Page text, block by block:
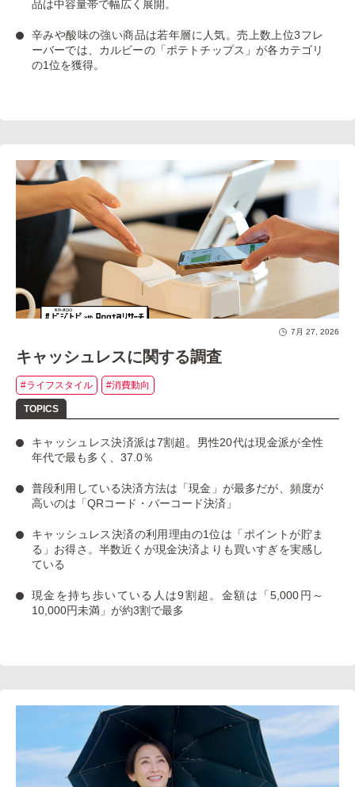
品は中容量帯で幅広く展開。
辛みや酸味の強い商品は若年層に人気。売上数上位3フレ
ーバーでは、カルビーの「ポテトチップス」が各カテゴリ
の1位を獲得。
7月 27, 2026
キャッシュレスに関する調査
#ライフスタイル #消費動向
キャッシュレス決済派は7割超 。男性20代は現金派が全性
年代で最も多く、37.0％
普段利用している決済方法は「現金」 が最多だが、 頻度が
高いのは「QRコード・バーコード決済」
キャッシュレス決済の利用理由の1位は「ポイントが貯ま
る」お得さ。 半数近くが現金決済よりも買いすぎを実感し
ている
現金を持ち歩いている人は9割超 。金額は「5,000円～
10,000円未満」が約3割で最多